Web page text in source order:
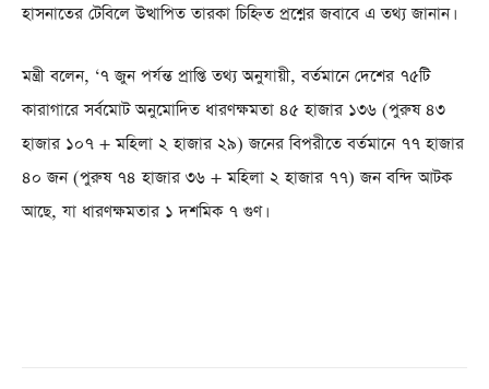
হাসনাতের টেবিলে উত্থাপিত তারকা চিহ্নিত প্রশ্নের জবাবে এ তথ্য জানান।
মন্ত্রী বলেন, ‘৭ জুন পর্যন্ত প্রাপ্তি তথ্য অনুযায়ী, বর্তমানে দেশের ৭৫টি
কারাগারে সর্বমোট অনুমোদিত ধারণক্ষমতা ৪৫ হাজার ১৩৬ (পুরুষ ৪৩
হাজার ১০৭ + মহিলা ২ হাজার ২৯) জনের বিপরীতে বর্তমানে ৭৭ হাজার
৪০ জন (পুরুষ ৭৪ হাজার ৩৬ + মহিলা ২ হাজার ৭৭) জন বন্দি আটক
আছে, যা ধারণক্ষমতার ১ দশমিক ৭ গুণ।